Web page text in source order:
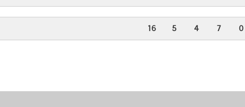
16 5 4 7 0